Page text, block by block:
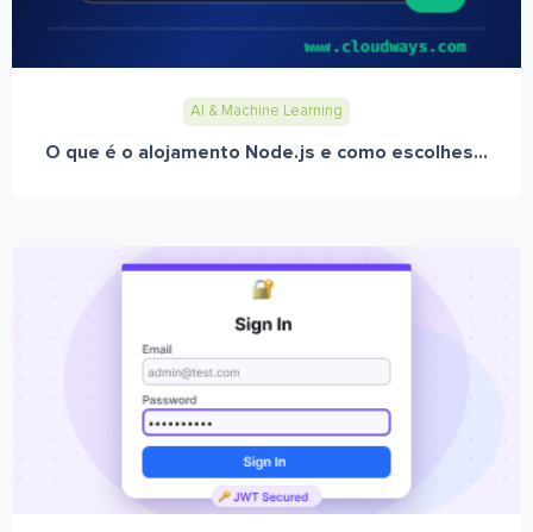
AI & Machine Learning
O que é o alojamento Node.js e como escolhes...